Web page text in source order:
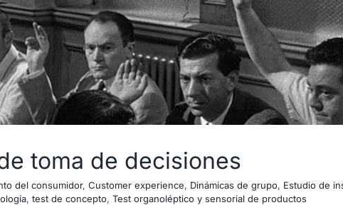
toma de decisiones
del consumidor, Customer experience, Dinámicas de grupo, Estudio de
, test de concepto, Test organoléptico y sensorial de productos